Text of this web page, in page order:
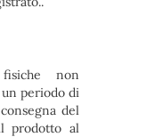
non
periodo di
del
prodotto al